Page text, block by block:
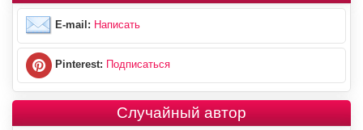
E-mail: Написать
Pinterest: Подписаться
Случайный автор